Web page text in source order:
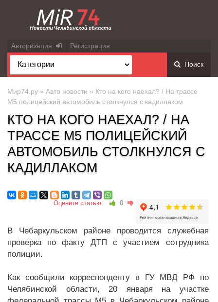
Авторизация Регистрация
Поиск
Мир74.ру » Авто новости » Кто на кого наехал? / На трассе
М5 полицейский автомобиль столкнулся с кадиллаком
КТО НА КОГО НАЕХАЛ? / НА
ТРАССЕ М5 ПОЛИЦЕЙСКИЙ
АВТОМОБИЛЬ СТОЛКНУЛСЯ С
КАДИЛЛАКОМ
Оцените статью: 0
В Чебаркульском районе проводится служебная
проверка по факту ДТП с участием сотрудника
полиции.
Как сообщили корреспонденту в ГУ МВД РФ по
Челябинской области, 20 января на участке